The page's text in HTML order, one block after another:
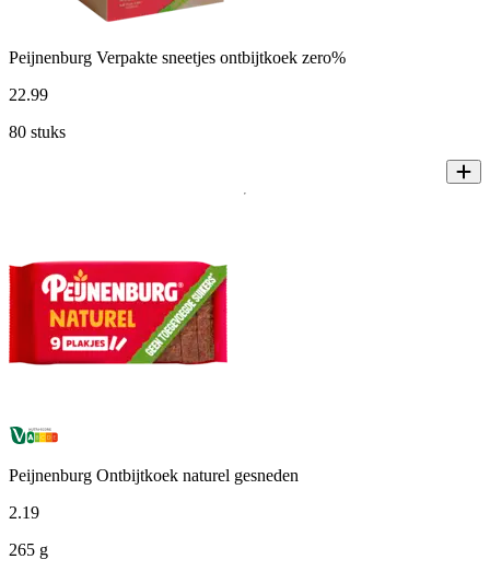
Peijnenburg Verpakte sneetjes ontbijtkoek zero%
22.99
80 stuks
Peijnenburg Ontbijtkoek naturel gesneden
2.19
265 g